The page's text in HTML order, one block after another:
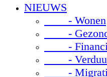
NIEUWS
- Wonen
-
-
-
-